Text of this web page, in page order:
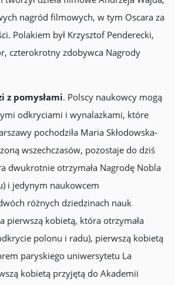
nagród filmowych, w tym Oscara za
Polakiem był Krzysztof Penderecki,
czterokrotny zdobywca Nagrody
z pomysłami. Polscy naukowcy mogą
odkryciami i wynalazkami, które
pochodziła Maria Skłodowska-
wszechczasów, pozostaje do dziś
dwukrotnie otrzymała Nagrodę Nobla
i jedynym naukowcem
różnych dziedzinach nauk
pierwszą kobietą, która otrzymała
polonu i radu), pierwszą kobietą
paryskiego uniwersytetu La
kobietą przyjętą do Akademii